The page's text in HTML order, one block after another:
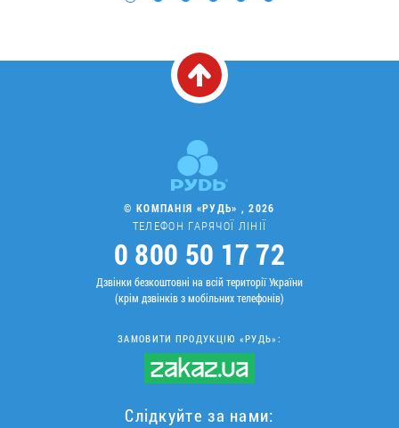
© КОМПАНІЯ «РУДЬ» , 2026
ТЕЛЕФОН ГАРЯЧОЇ ЛІНІЇ
0 800 50 17 72
Дзвінки безкоштовні на всій території України
(крім дзвінків з мобільних телефонів)
ЗАМОВИТИ ПРОДУКЦІЮ «РУДЬ»:
Слідкуйте за нами: